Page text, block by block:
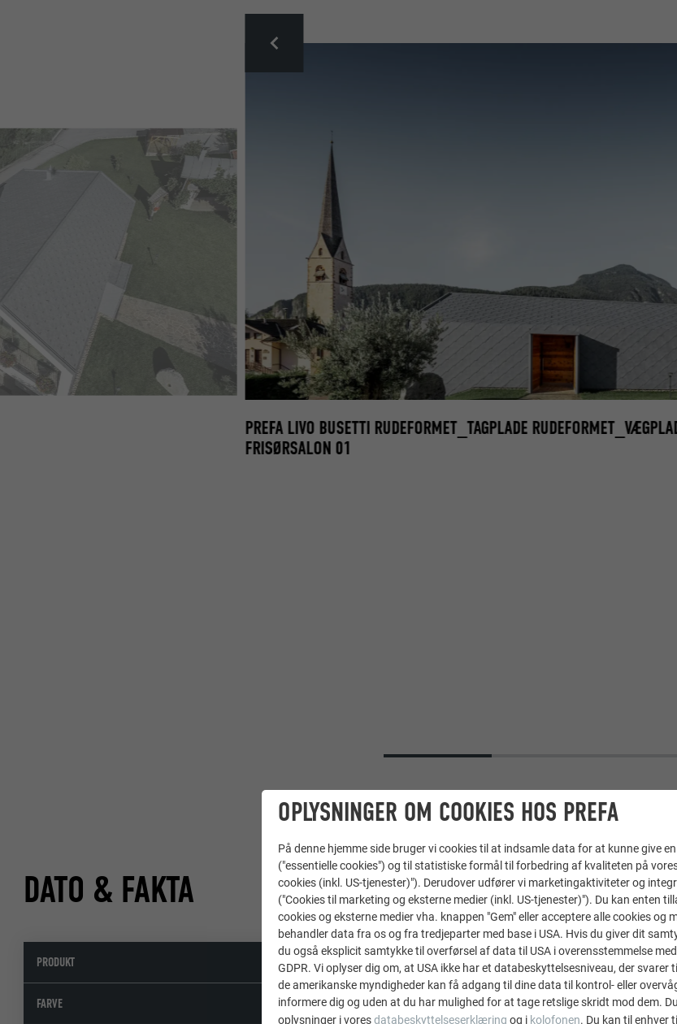
PREFA LIVO BUSETTI RUDEFORMET_TAGPLADE
FRISØRSALON 01
DATO & FAKTA
PRODUKT Tagrombe 44 × 44,Vægrombe 44 × 44
FARVE 43 P.10 stengrå
OPLYSNINGER OM COOKIES HOS PREFA
På denne hjemme side bruger vi cookies til at indsamle data for at kunne give
("essentielle cookies") og til statistiske formål til forbedring af kvaliteten på
cookies (inkl. US-tjenester)"). Derudover udfører vi marketingaktiviteter og
("Cookies til marketing og eksterne medier (inkl. US-tjenester)"). Du kan enten
cookies og eksterne medier vha. knappen "Gem" eller acceptere alle cookies og
behandler data fra os og fra tredjeparter med base i USA. Hvis du giver dit
du også eksplicit samtykke til overførsel af data til USA i overensstemmelse
GDPR. Vi oplyser dig om, at USA ikke har et databeskyttelsesniveau, der svarer
de amerikanske myndigheder kan få adgang til dine data til kontrol- eller
informere dig og uden at du har mulighed for at tage retslige skridt mod dem.
oplysninger i voresdatabeskyttelseserklæring og i kolofonen. Du kan til enhver